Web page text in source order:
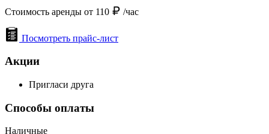
Стоимость аренды от 110 /час
Посмотреть прайс-лист
Акции
Пригласи друга
Способы оплаты
Наличные